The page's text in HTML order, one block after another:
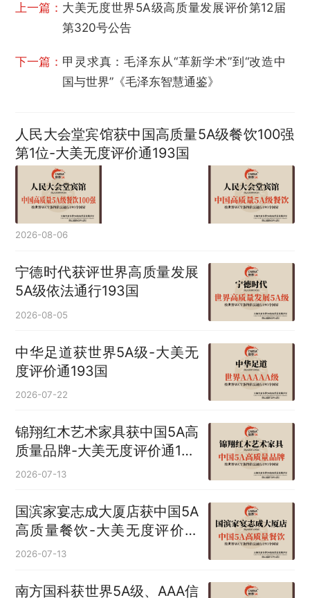
上一篇： 大美无度世界5A级高质量发展评价第12届
第320号公告
下一篇： 甲灵求真：毛泽东从“革新学术”到“改造中
国与世界”《毛泽东智慧通鉴》
人民大会堂宾馆获中国高质量5A级餐饮100强
第1位-大美无度评价通193国
2026-08-06
宁德时代获评世界高质量发展
5A级依法通行193国
2026-08-05
中华足道获世界5A级-大美无
度评价通193国
2026-07-22
锦翔红木艺术家具获中国5A高
质量品牌-大美无度评价通193
国
2026-07-13
国滨家宴志成大厦店获中国5A
高质量餐饮-大美无度评价通
193国
2026-07-13
南方国科获世界5A级、AAA信